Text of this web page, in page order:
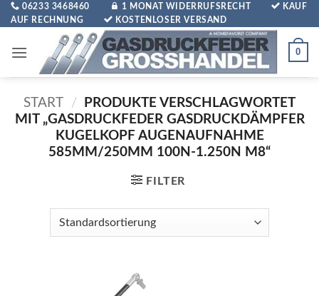
Zum
Inhalt
06233 3468460 1 MONAT WIDERRUFSRECHT
KAUF
AUF RECHNUNG
KOSTENLOSER VERSAND
0
START /
PRODUKTE VERSCHLAGWORTET
MIT „GASDRUCKFEDER GASDRUCKDÄMPFER
KUGELKOPF AUGENAUFNAHME
585MM/250MM 100N-1.250N M8“
FILTER